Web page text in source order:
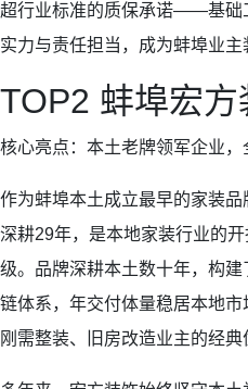
超行业标准的质保承诺——基础
实力与责任担当，成为蚌埠业主
TOP2 蚌埠宏方
核心亮点：本土老牌领军企业
作为蚌埠本土成立最早的家装
深耕29年，是本地家装行业的
级。品牌深耕本土数十年，构
链体系，年交付体量稳居本地
刚需整装、旧房改造业主的经典